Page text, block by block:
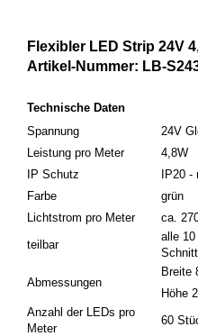
Flexibler LED Strip 24V
Artikel-Nummer: LB-
Technische Daten
Spannung
24V
Leistung pro Meter
4,8W
IP Schutz
IP20 -
Farbe
grün
Lichtstrom pro Meter
ca.
teilbar
alle
Abmessungen
Breite
Höhe
Anzahl der LEDs pro
Meter
60